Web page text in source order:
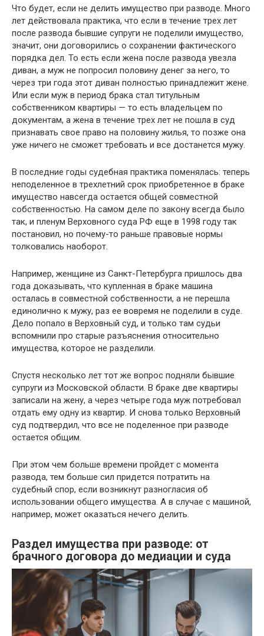
Что будет, если не делить имущество при разводе. Много
лет действовала практика, что если в течение трех лет
после развода бывшие супруги не поделили имущество,
значит, они договорились о сохранении фактического
порядка дел. То есть если жена после развода увезла
диван, а муж не попросил половину денег за него, то
через три года этот диван полностью принадлежит жене.
Или если муж в период брака стал титульным
собственником квартиры — то есть владельцем по
документам, а жена в течение трех лет не пошла в суд
признавать свое право на половину жилья, то позже она
уже ничего не сможет требовать и все достанется мужу.
В последние годы судебная практика поменялась: теперь
неподеленное в трехлетний срок приобретенное в браке
имущество навсегда остается общей совместной
собственностью. На самом деле по закону всегда было
так, и пленум Верховного суда РФ еще в 1998 году так
постановил, но почему-то раньше правовые нормы
толковались наоборот.
Например, женщине из Санкт-Петербурга пришлось два
года доказывать, что купленная в браке машина
осталась в совместной собственности, а не перешла
единолично к мужу, раз ее вовремя не поделили в суде.
Дело попало в Верховный суд, и только там судьи
вспомнили про старые разъяснения относительно
имущества, которое не разделили.
Спустя несколько лет тот же вопрос подняли бывшие
супруги из Московской области. В браке две квартиры
записали на жену, а через четыре года муж потребовал
отдать ему одну из квартир. И снова только Верховный
суд подтвердил, что все не поделенное при разводе
остается общим.
При этом чем больше времени пройдет с момента
развода, тем больше сил придется потратить на
судебный спор, если возникнут разногласия об
использовании общего имущества. А в случае с машиной,
например, может оказаться нечего делить.
Раздел имущества при разводе: от
брачного договора до медиации и суда